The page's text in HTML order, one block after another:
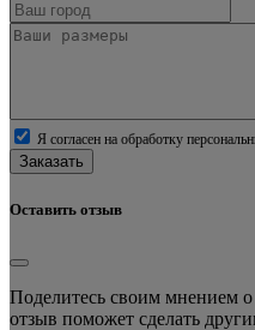
Я согласен на обработку
Заказать
Оставить отзыв
Поделитесь своим мнением
отзыв поможет сделать